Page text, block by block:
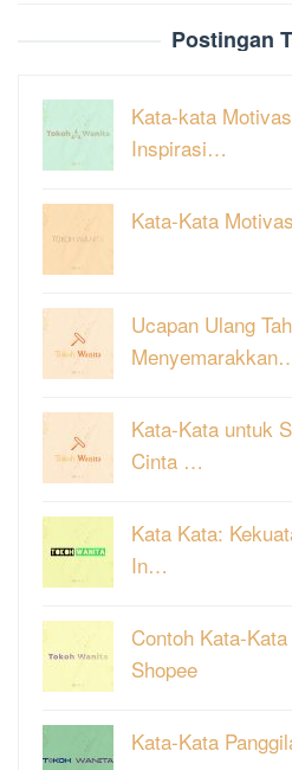
Postingan
Kata-kata
Inspirasi…
Kata-Kata
Ucapan Ulang
Kata-Kata untuk
Cinta …
Kata Kata:
In…
Contoh Kata-
Shopee
Kata-Kata